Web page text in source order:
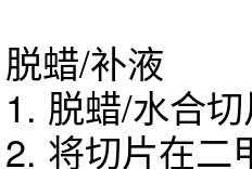
脱蜡/补液
1. 脱蜡/水合
2. 将切片在二